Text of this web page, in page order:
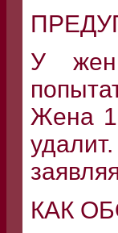
У
Жена
КАК